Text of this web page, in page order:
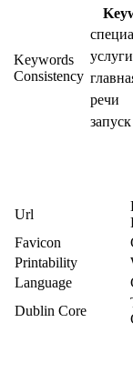
Keywords
Consistency
услуги
речи
запуск
Url
Favicon
Printability
Language
Dublin Core